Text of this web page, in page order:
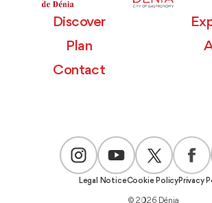
Discover
Plan
Contact
Legal NoticeCookie PolicyPrivacy
© 2026 Dénia